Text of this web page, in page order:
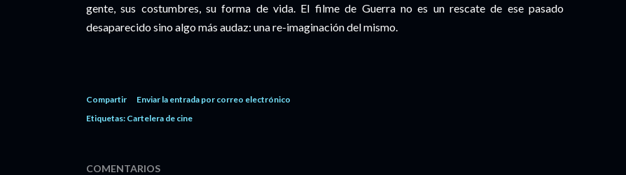
gente, sus costumbres, su forma de vida. El filme de Guerra no es un rescate de ese pasado
desaparecido sino algo más audaz: una re-imaginación del mismo.
Compartir
Enviar la entrada por correo electrónico
Etiquetas: Cartelera de cine
COMENTARIOS